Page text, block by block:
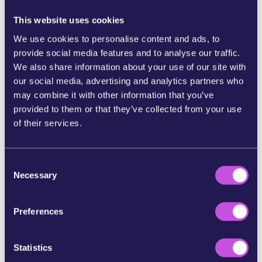
This website uses cookies
We use cookies to personalise content and ads, to
provide social media features and to analyse our traffic.
We also share information about your use of our site with
our social media, advertising and analytics partners who
may combine it with other information that you’ve
provided to them or that they’ve collected from your use
of their services.
Necessary
Preferences
Statistics
kämpa för.
Ingen får välja den luft man andas, men
konsekvenserna av att andas förorenad luft är
skrämmande.Ändå kommer lobbyister från
förorenande industrier just nu att pressa
parlamentsledamöter och våra regeringar att
hålla våra normer för luftföroreningar låga. Att
fortsätta bygga fler vägar och minska
fortsätta med en ohållbar jordbruksmodell, att
fortsätta att bränna ved. Att fortsätta att förorena
hälsa.
Referenser: